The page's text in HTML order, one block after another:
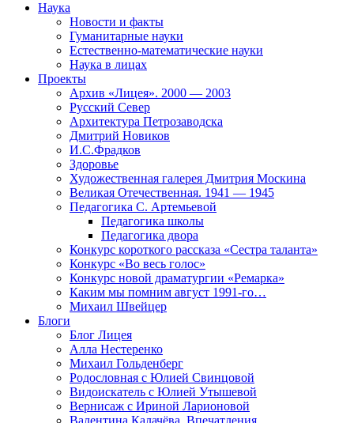
Наука
Новости и факты
Гуманитарные науки
Естественно-математические науки
Наука в лицах
Проекты
Архив «Лицея». 2000 — 2003
Русский Север
Архитектура Петрозаводска
Дмитрий Новиков
И.С.Фрадков
Здоровье
Художественная галерея Дмитрия Москина
Великая Отечественная. 1941 — 1945
Педагогика С. Артемьевой
Педагогика школы
Педагогика двора
Конкурс короткого рассказа «Сестра таланта»
Конкурс «Во весь голос»
Конкурс новой драматургии «Ремарка»
Каким мы помним август 1991-го…
Михаил Швейцер
Блоги
Блог Лицея
Алла Нестеренко
Михаил Гольденберг
Родословная с Юлией Свинцовой
Видоискатель с Юлией Утышевой
Вернисаж с Ириной Ларионовой